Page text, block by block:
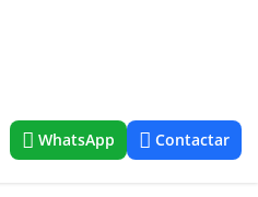
WhatsApp Contactar